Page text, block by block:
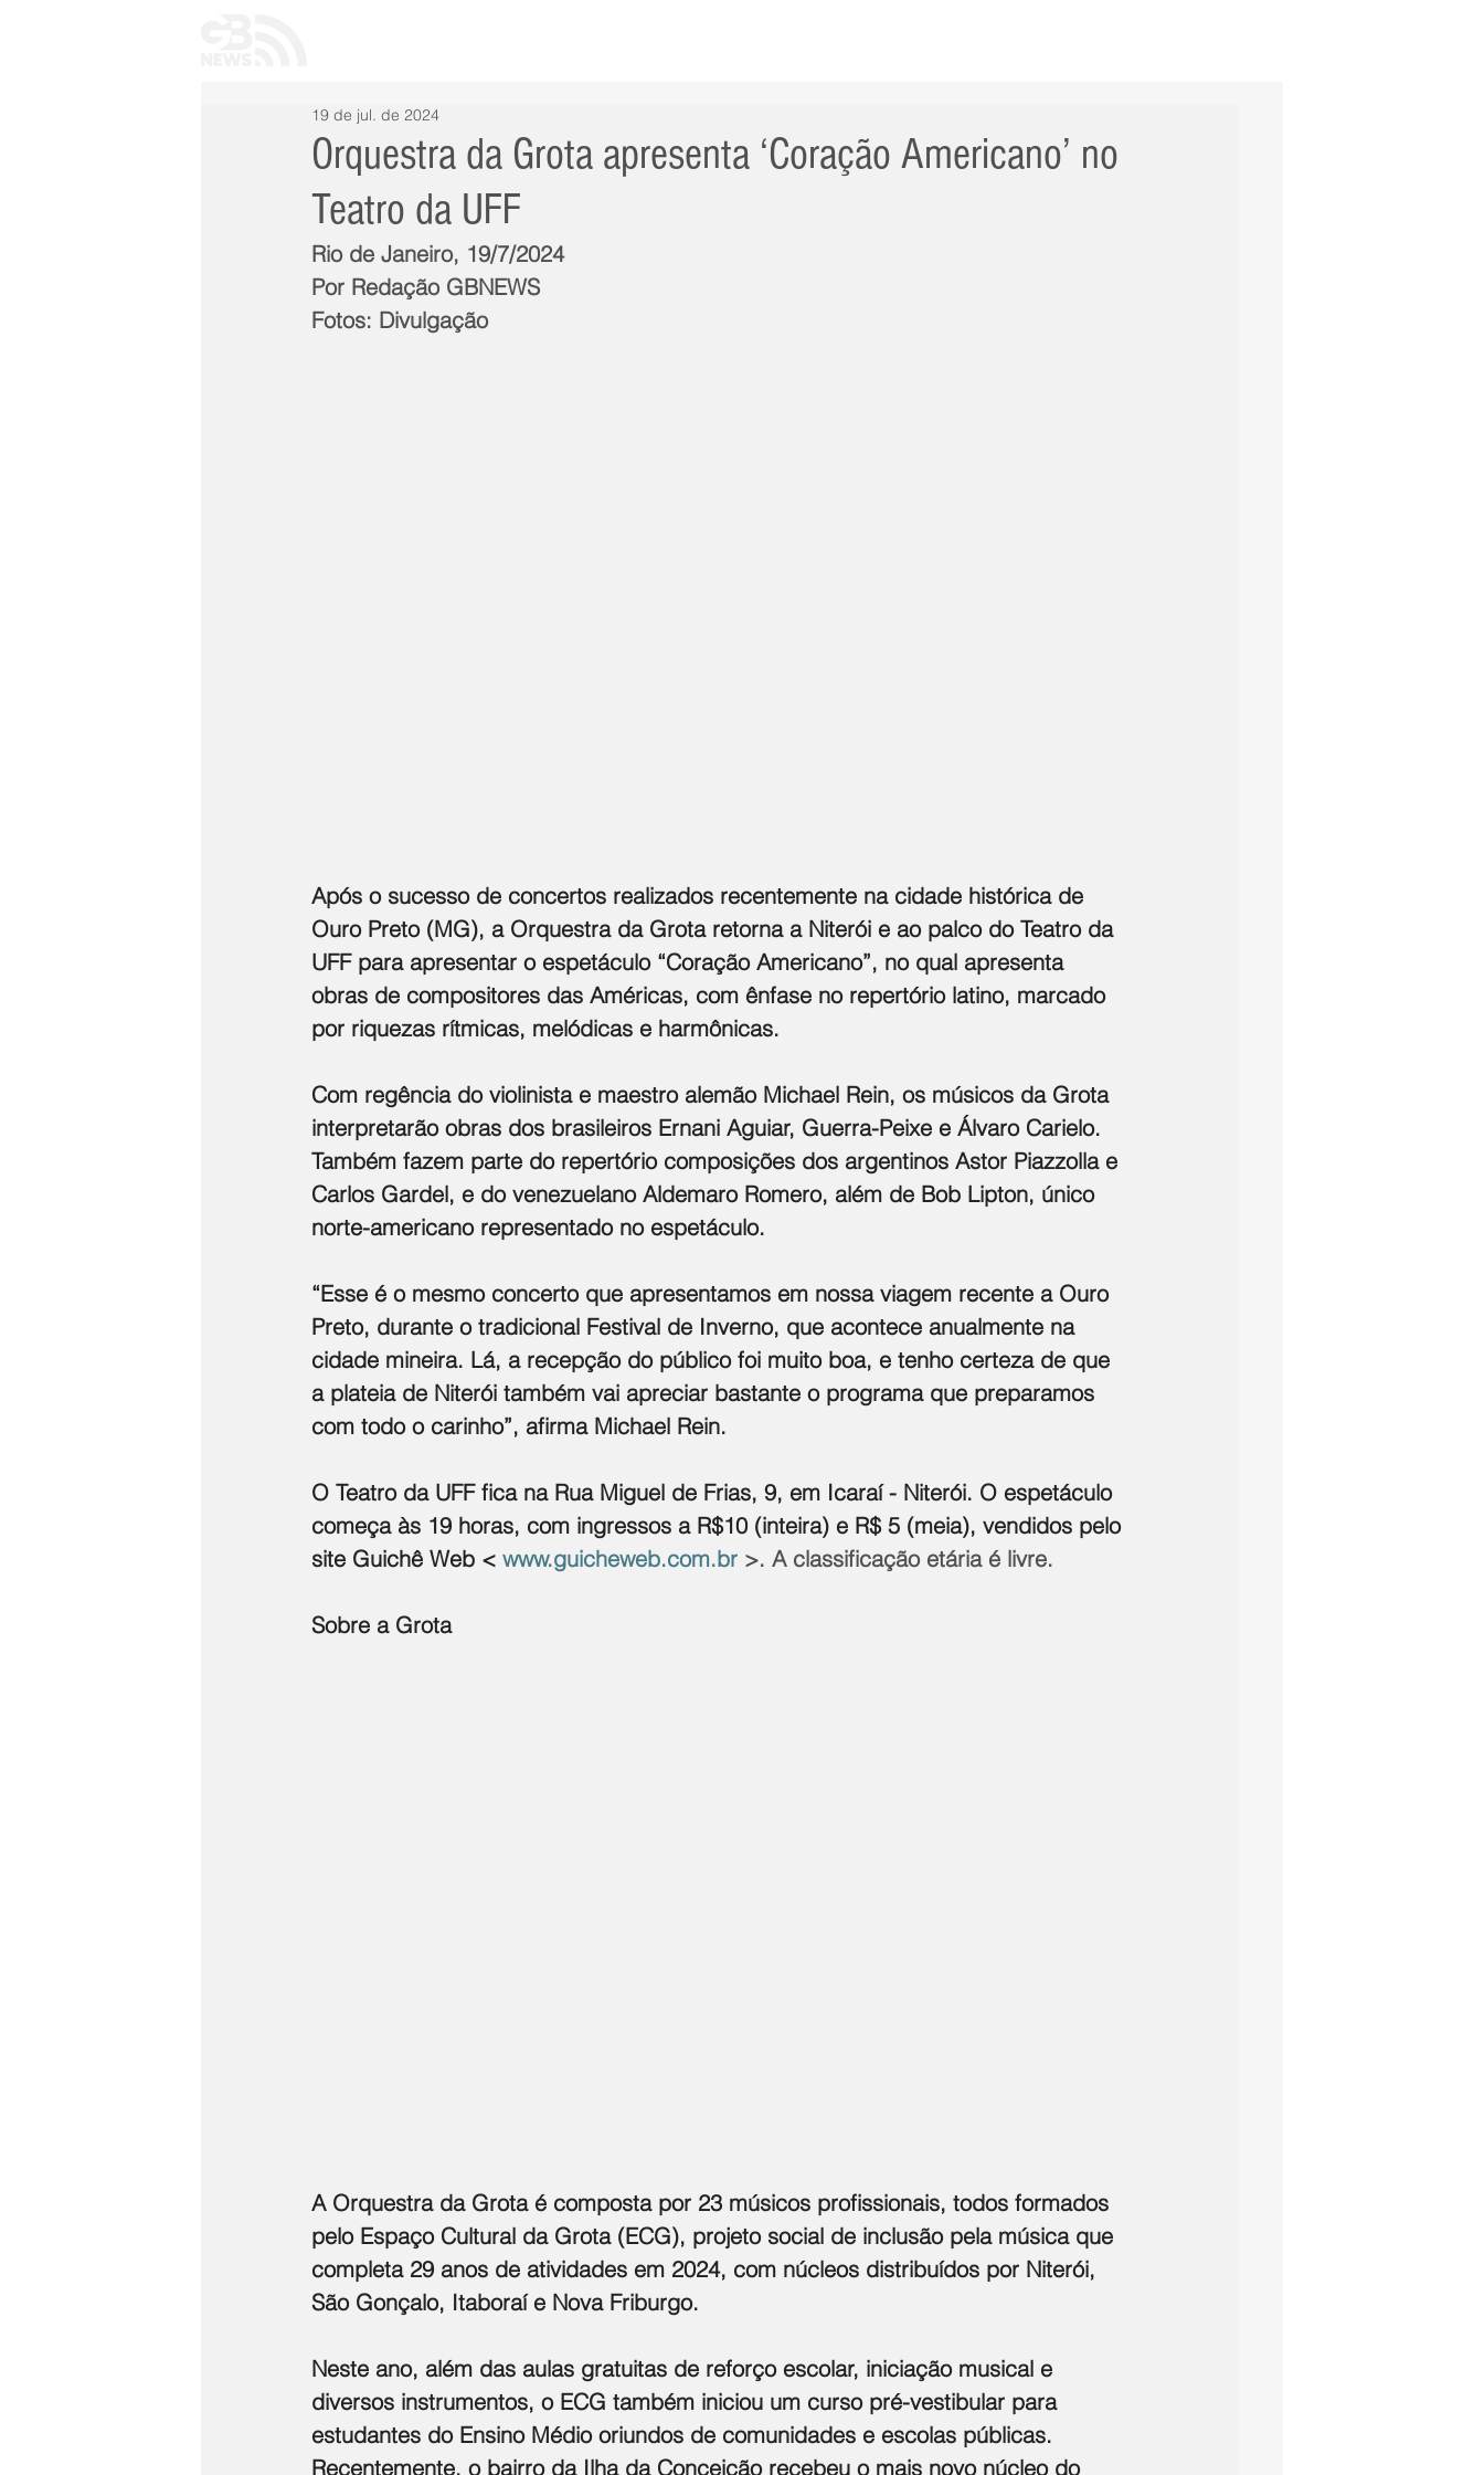
Orquestra da Grota apresenta ‘Coração Americano’ no
Teatro da UFF
19 de jul. de 2024
Rio de Janeiro, 19/7/2024
Por Redação GBNEWS
Fotos: Divulgação
Após o sucesso de concertos realizados recentemente na cidade histórica de
Ouro Preto (MG), a Orquestra da Grota retorna a Niterói e ao palco do Teatro da
UFF para apresentar o espetáculo “Coração Americano”, no qual apresenta
obras de compositores das Américas, com ênfase no repertório latino, marcado
por riquezas rítmicas, melódicas e harmônicas.
Com regência do violinista e maestro alemão Michael Rein, os músicos da Grota
interpretarão obras dos brasileiros Ernani Aguiar, Guerra-Peixe e Álvaro Carielo.
Também fazem parte do repertório composições dos argentinos Astor Piazzolla e
Carlos Gardel, e do venezuelano Aldemaro Romero, além de Bob Lipton, único
norte-americano representado no espetáculo.
“Esse é o mesmo concerto que apresentamos em nossa viagem recente a Ouro
Preto, durante o tradicional Festival de Inverno, que acontece anualmente na
cidade mineira. Lá, a recepção do público foi muito boa, e tenho certeza de que
a plateia de Niterói também vai apreciar bastante o programa que preparamos
com todo o carinho”, afirma Michael Rein.
O Teatro da UFF fica na Rua Miguel de Frias, 9, em Icaraí - Niterói. O espetáculo
começa às 19 horas, com ingressos a R$10 (inteira) e R$ 5 (meia), vendidos pelo
site Guichê Web < www.guicheweb.com.br >. A classificação etária é livre.
Sobre a Grota
A Orquestra da Grota é composta por 23 músicos profissionais, todos formados
pelo Espaço Cultural da Grota (ECG), projeto social de inclusão pela música que
completa 29 anos de atividades em 2024, com núcleos distribuídos por Niterói,
São Gonçalo, Itaboraí e Nova Friburgo.
Neste ano, além das aulas gratuitas de reforço escolar, iniciação musical e
diversos instrumentos, o ECG também iniciou um curso pré-vestibular para
estudantes do Ensino Médio oriundos de comunidades e escolas públicas.
Recentemente, o bairro da Ilha da Conceição recebeu o mais novo núcleo do